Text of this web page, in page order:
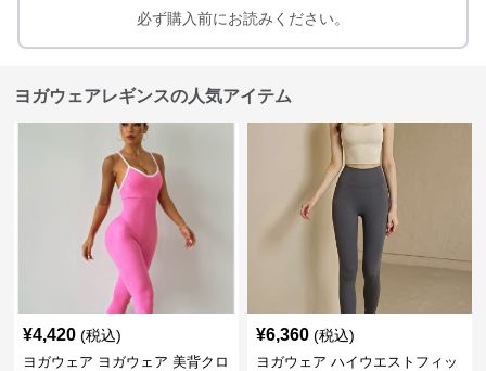
必ず購入前にお読みください。
ヨガウェアレギンスの人気アイテム
¥4,420 (税込)
ヨガウェア ヨガウェア 美背クロ
¥6,360 (税込)
ヨガウェア ハイウエストフィッ